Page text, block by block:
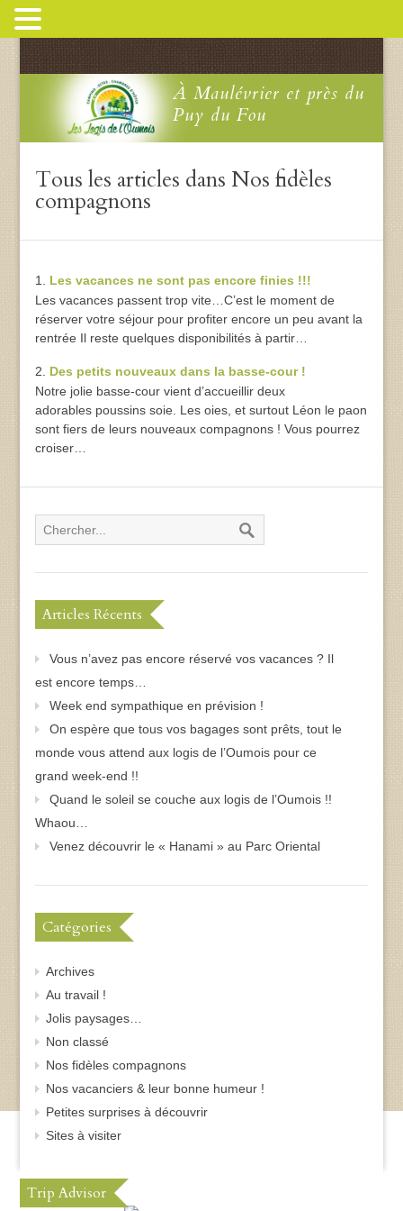
À Maulévrier et près du
Puy du Fou
Tous les articles dans Nos fidèles
compagnons
Les vacances ne sont pas encore finies !!!
Les vacances passent trop vite…C’est le moment de
réserver votre séjour pour profiter encore un peu avant la
rentrée Il reste quelques disponibilités à partir…
Des petits nouveaux dans la basse-cour !
Notre jolie basse-cour vient d’accueillir deux
adorables poussins soie. Les oies, et surtout Léon le paon
sont fiers de leurs nouveaux compagnons ! Vous pourrez
croiser…
Articles Récents
Vous n’avez pas encore réservé vos vacances ? Il
est encore temps…
Week end sympathique en prévision !
On espère que tous vos bagages sont prêts, tout le
monde vous attend aux logis de l’Oumois pour ce
grand week-end !!
Quand le soleil se couche aux logis de l’Oumois !!
Whaou…
Venez découvrir le « Hanami » au Parc Oriental
Catégories
Archives
Au travail !
Jolis paysages…
Non classé
Nos fidèles compagnons
Nos vacanciers & leur bonne humeur !
Petites surprises à découvrir
Sites à visiter
Trip Advisor